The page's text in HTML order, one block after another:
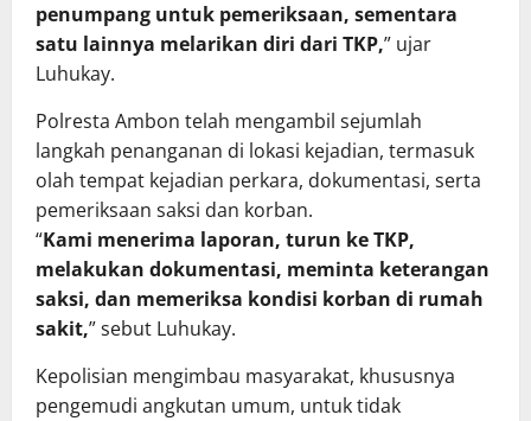
penumpang untuk pemeriksaan, sementara
satu lainnya melarikan diri dari TKP,” ujar
Luhukay.
Polresta Ambon telah mengambil sejumlah
langkah penanganan di lokasi kejadian, termasuk
olah tempat kejadian perkara, dokumentasi, serta
pemeriksaan saksi dan korban.
“Kami menerima laporan, turun ke TKP,
melakukan dokumentasi, meminta keterangan
saksi, dan memeriksa kondisi korban di rumah
sakit,” sebut Luhukay.
Kepolisian mengimbau masyarakat, khususnya
pengemudi angkutan umum, untuk tidak